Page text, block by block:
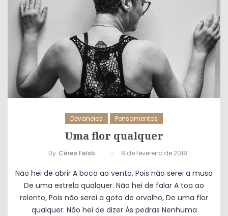
Devaneios Pensamentos
Uma flor qualquer
By Céres Felski 8 de fevereiro de 2018
Não hei de abrir A boca ao vento, Pois não serei a musa
De uma estrela qualquer. Não hei de falar A toa ao
relento, Pois não serei a gota de orvalho, De uma flor
qualquer. Não hei de dizer Às pedras Nenhuma